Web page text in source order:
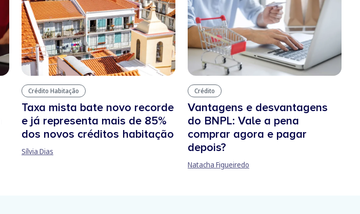
Crédito Habitação
Taxa mista bate novo recorde
e já representa mais de 85%
dos novos créditos habitação
Sílvia Dias
Crédito
Vantagens e desvantagens
do BNPL: Vale a pena
comprar agora e pagar
depois?
Natacha Figueiredo